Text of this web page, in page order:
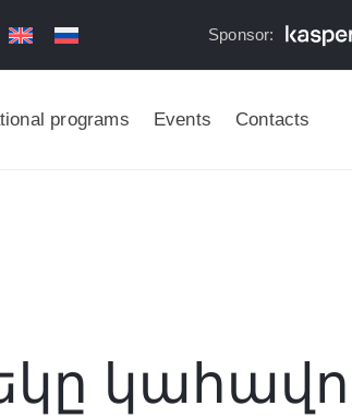
Sponsor:
programs Events Contacts